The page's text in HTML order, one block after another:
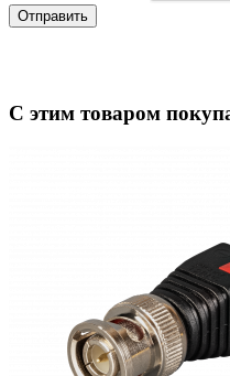
Отправить
С этим товаром